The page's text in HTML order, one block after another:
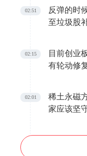
02:51
反弹的时
至垃圾股
02:15
目前创业
有轮动修
02:01
稀土永磁
家应该坚